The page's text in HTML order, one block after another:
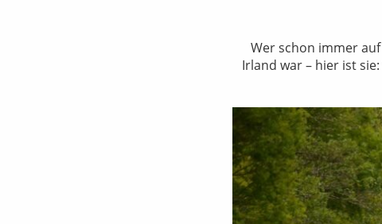
Wer schon immer
Irland war – hier ist